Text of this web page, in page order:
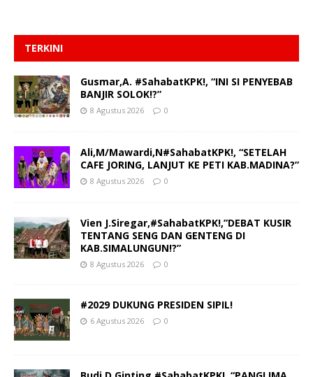
TERKINI
Gusmar,A. #SahabatKPK!, “INI SI PENYEBAB
BANJIR SOLOK!?”
8 Agustus 2026 0
Ali,M/Mawardi,N#SahabatKPK!, “SETELAH
CAFE JORING, LANJUT KE PETI KAB.MADINA?”
8 Agustus 2026 0
Vien J.Siregar,#SahabatKPK!,”DEBAT KUSIR
TENTANG SENG DAN GENTENG DI
KAB.SIMALUNGUN!?”
8 Agustus 2026 0
#2029 DUKUNG PRESIDEN SIPIL!
6 Agustus 2026 0